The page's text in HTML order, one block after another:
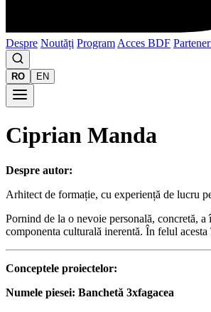
Despre Noutăți Program Acces BDF
RO EN
Ciprian Manda
Despre autor:
Arhitect de formație, cu experiență de lucru
Pornind de la o nevoie personală, concretă,
componenta culturală inerentă. În felul
Conceptele proiectelor:
Numele piesei: Banchetă 3xfagacea